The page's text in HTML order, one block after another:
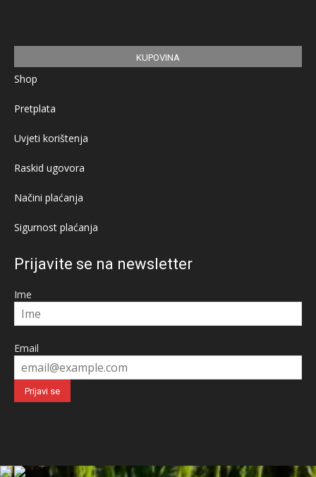
KUPOVINA
Shop
Pretplata
Uvjeti korištenja
Raskid ugovora
Načini plaćanja
Sigurnost plaćanja
Prijavite se na newsletter
Ime
Email